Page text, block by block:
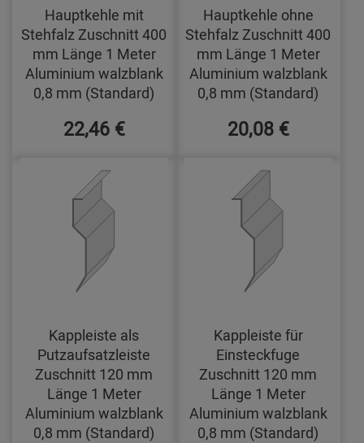
Hauptkehle mit
Stehfalz Zuschnitt 400
mm Länge 1 Meter
Aluminium walzblank
0,8 mm (Standard)
22,46 €
Hauptkehle ohne
Stehfalz Zuschnitt 400
mm Länge 1 Meter
Aluminium walzblank
0,8 mm (Standard)
20,08 €
Kappleiste als
Putzaufsatzleiste
Zuschnitt 120 mm
Länge 1 Meter
Aluminium walzblank
0,8 mm (Standard)
Kappleiste für
Einsteckfuge
Zuschnitt 120 mm
Länge 1 Meter
Aluminium walzblank
0,8 mm (Standard)